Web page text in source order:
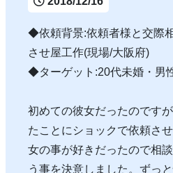
◆依頼背景:依頼者様と交際
させ屋工作(現場/大阪府)
◆ターゲット:20代未婚・男
初めての彼女だったのです
たことにショックで依頼さ
女の事が好きだったので相
う事を決意しました。ずっ